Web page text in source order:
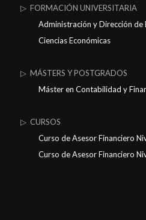
▷ FORMACIÓN UNIVERSITARIA
Administración y Dirección de
Ciencias Económicas
▷ MÁSTERS Y POSTGRADOS
Máster en Contabilidad y
▷ CURSOS
Curso de Asesor Financiero
Curso de Asesor Financiero